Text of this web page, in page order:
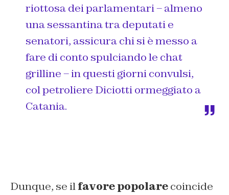
riottosa dei parlamentari – almeno
una sessantina tra deputati e
senatori, assicura chi si è messo a
fare di conto spulciando le chat
grilline – in questi giorni convulsi,
col petroliere Diciotti ormeggiato a
Catania.
Dunque, se ilfavore popolarecoincide